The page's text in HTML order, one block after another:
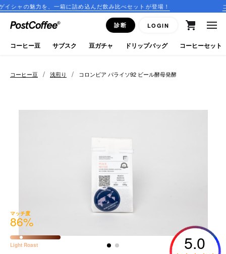
を、一箱に詰め込んだ飲み比べセットが登場！ コーヒーの
診断 LOGIN
close
ログイン
新規会員登録
コーヒー豆 / 浅煎り / コロンビア パライソ92 ビール酵母発酵
マッチ度
86%
Light Roast 5.0
コーヒー豆 サブスク 豆ガチャ ドリップバッグ コーヒーセット